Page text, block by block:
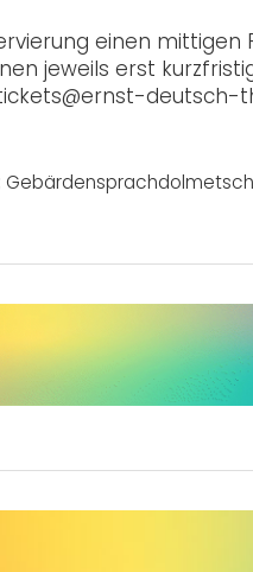
einen mittigen
jeweils erst